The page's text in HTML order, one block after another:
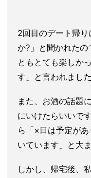
2回目のデート帰
か?」と聞かれたの
ともとても楽しか
す」と言われました
また、お酒の話題
にいけたらいいで
ら「×日は予定が
いています」と大
しかし、帰宅後、